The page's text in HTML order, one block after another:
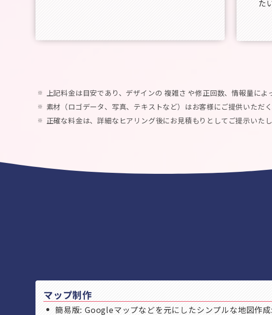
上記料金は目安であり、デザインの 複雑さ や修正回数、情報量によ
素材（ロゴデータ、写真、テキストなど）はお客様にご提供いただく
正確な料金は、詳細なヒアリング後にお見積もりとしてご提示いたし
マップ制作
簡易版: Googleマップなどを元にしたシンプルな地図作